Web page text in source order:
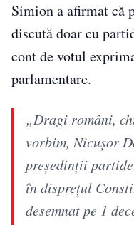
Simion a afirmat că
discută doar cu
cont de votul
parlamentare.
„Dragi români,
vorbim, Nicuşor
preşedinţii
în dispreţul
desemnat pe 1